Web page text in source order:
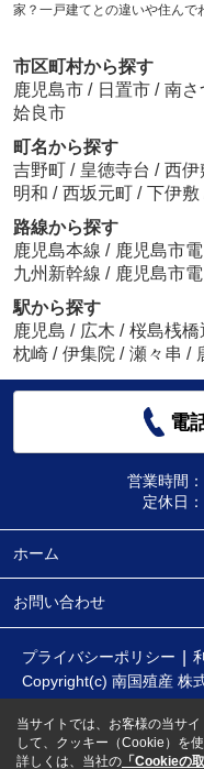
家？一戸建てとの違いや住んで
市区町村から探す
鹿児島市 / 日置市 / 南さ
姶良市
町名から探す
吉野町 / 皇徳寺台 / 西伊
明和 / 西坂元町 / 下伊敷
路線から探す
鹿児島本線 / 鹿児島市
九州新幹線 / 鹿児島市
駅から探す
鹿児島 / 広木 / 桜島桟橋
枕崎 / 伊集院 / 瀬々串 /
電
営業時間：
定休日：
ホーム
お問い合わせ
プライバシーポリシー
Copyright(c) 南国殖産 株
当サイトでは、お客様の当サ
して、クッキー（Cookie）を使
詳しくは、当社の 「Cookieの